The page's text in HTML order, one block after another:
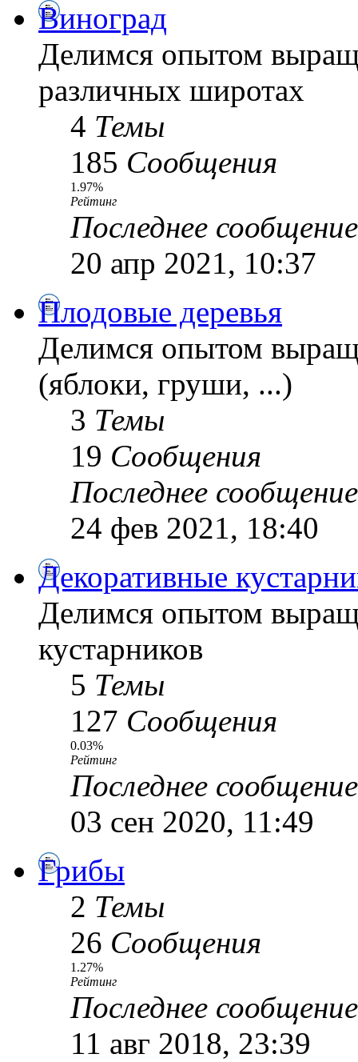
Виноград
Делимся опытом
различных широтах
4 Темы
185 Сообщения
1.97%
Рейтинг
Последнее сообщение
20 апр 2021, 10:37
Плодовые деревья
Делимся опытом
(яблоки, груши, ...)
3 Темы
19 Сообщения
Последнее сообщение
24 фев 2021, 18:40
Декоративные
Делимся опытом
кустарников
5 Темы
127 Сообщения
0.03%
Рейтинг
Последнее сообщение
03 сен 2020, 11:49
Грибы
2 Темы
26 Сообщения
1.27%
Рейтинг
Последнее сообщение
11 авг 2018, 23:39